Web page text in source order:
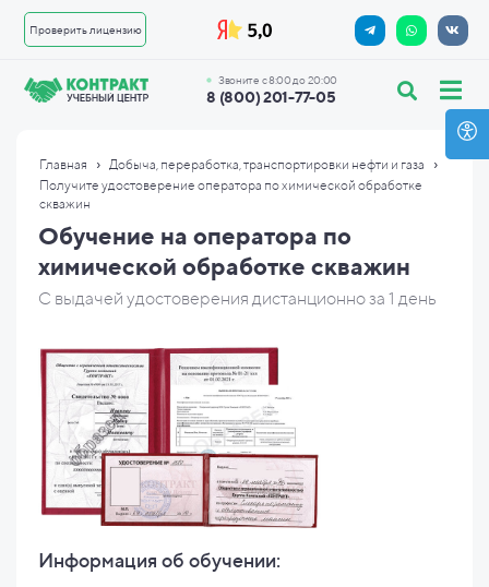
Проверить лицензию
8 (800) 201-77-05
Звоните с 8:00 до 20:00
Главная › Добыча, переработка, транспортировки нефти и газа ›
Получите удостоверение оператора по химической обработке
скважин
Обучение на оператора по
химической обработке скважин
С выдачей удостоверения дистанционно за 1 день
Информация об обучении: